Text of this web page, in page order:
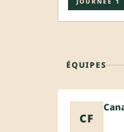
ÉQUIPES
CF